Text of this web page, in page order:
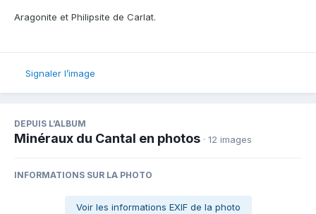
Aragonite et Philipsite de Carlat.
Signaler l’image
DEPUIS L’ALBUM
Minéraux du Cantal en photos · 12 images
INFORMATIONS SUR LA PHOTO
Voir les informations EXIF de la photo